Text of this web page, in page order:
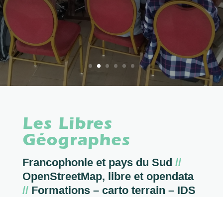
Les Libres
Géographes
Francophonie et pays du Sud //
OpenStreetMap, libre et opendata
//Formations – carto terrain – IDS